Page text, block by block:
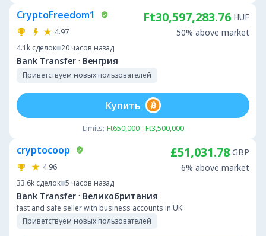
CryptoFreedom1
4.97
4.1k сделок 20 часов назад
Bank Transfer · Венгрия
Приветствуем новых пользователей
Ft30,597,283.76 HUF
50% above market
Limits: Ft650,000 - Ft3,500,000
Купить
cryptocoop
4.96
33.6k сделок 5 часов назад
Bank Transfer · Великобритания
fast and safe seller with business accounts in UK
Приветствуем новых пользователей
£51,031.78 GBP
6% above market